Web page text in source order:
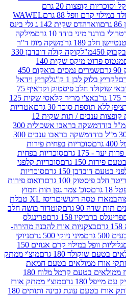
מארז 4 סוכריות על מקל וסוכריות קופצות 20 גרם
WAWEL
ווארהדס שקית 142 ג גלי בינס
בודד 10 גרם
מילקה
משקה מוגז ד"ר
קוקה קולה דובדבן 330
מנטוס פרוט מיקס שקית 140
שמרים נמסים בואקום 450
1 ק"ג
לקריץ וידאל
דובאי שוקולד חלב פיסטוק וקדאיף 75
באצ'י מריר קלאסי שקית 125
סוכר 30 גרם
אטריות
צמר גפן עם סוכריות קופצות ענבים / תות שקית 12
משקה בראבו אשכולית 300
משקה בראבו ענבים 300
בפחית פירות
סוכריות בפחית
סוכריות קלפני
גרם
סוכריות
100 גרם
רואופ פירות
צמר גפן תות חמוץ
ריגושים
ריסז XL טבלת
קוטדור בושה חלב
גרם
פרינגלס
אורז להכנה מהירה-
מיני ניוקי 500 גרם
ניוקי
גליליות וופל במילוי קרם אגוזים 150
180 גרם
מוצ'י ממתק
בטעם חמאת
מוצ'י ממתקי אורז ממולאים בטעם קרמל מלוח 180
מוצ'י ממתק אורז
מוצ'י ממתק אורז בטעם עוגת גבינה ותותים 180